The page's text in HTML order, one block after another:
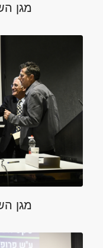
מגן
מגן